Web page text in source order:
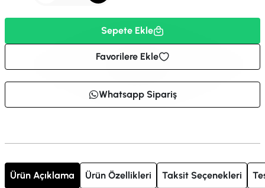
Sepete Ekle
Favorilere Ekle
Whatsapp Sipariş
Ürün Açıklama Ürün Özellikleri Taksit Seçenekleri